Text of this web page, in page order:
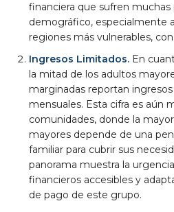
financiera que sufren
demográfico, especialmente
regiones más vulnerables,
Ingresos Limitados. En
la mitad de los adultos
marginadas reportan
mensuales. Esta cifra es aún
comunidades, donde la
mayores depende de una
familiar para cubrir sus
panorama muestra la
financieros accesibles y
de pago de este grupo.